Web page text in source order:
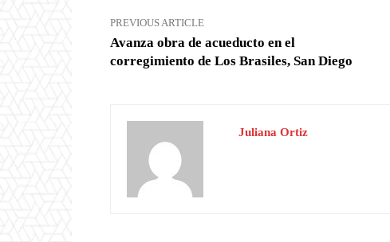
PREVIOUS ARTICLE
Avanza obra de acueducto en el
corregimiento de Los Brasiles, San Diego
Juliana Ortiz